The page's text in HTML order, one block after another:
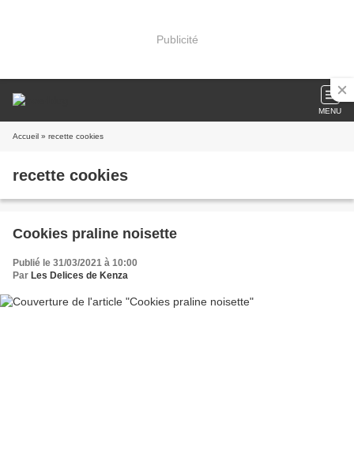
Publicité
MENU
Accueil » recette cookies
recette cookies
Cookies praline noisette
Publié le 31/03/2021 à 10:00
Par Les Delices de Kenza